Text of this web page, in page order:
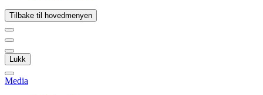
Tilbake til hovedmenyen
Lukk
Media